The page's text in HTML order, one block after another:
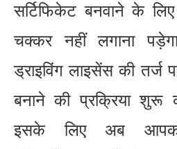
सर्टिफिकेट बनवाने के
चक्कर नहीं लगाना
ड्राइविंग लाइसेंस की
बनाने की प्रक्रिया
इसके लिए अब